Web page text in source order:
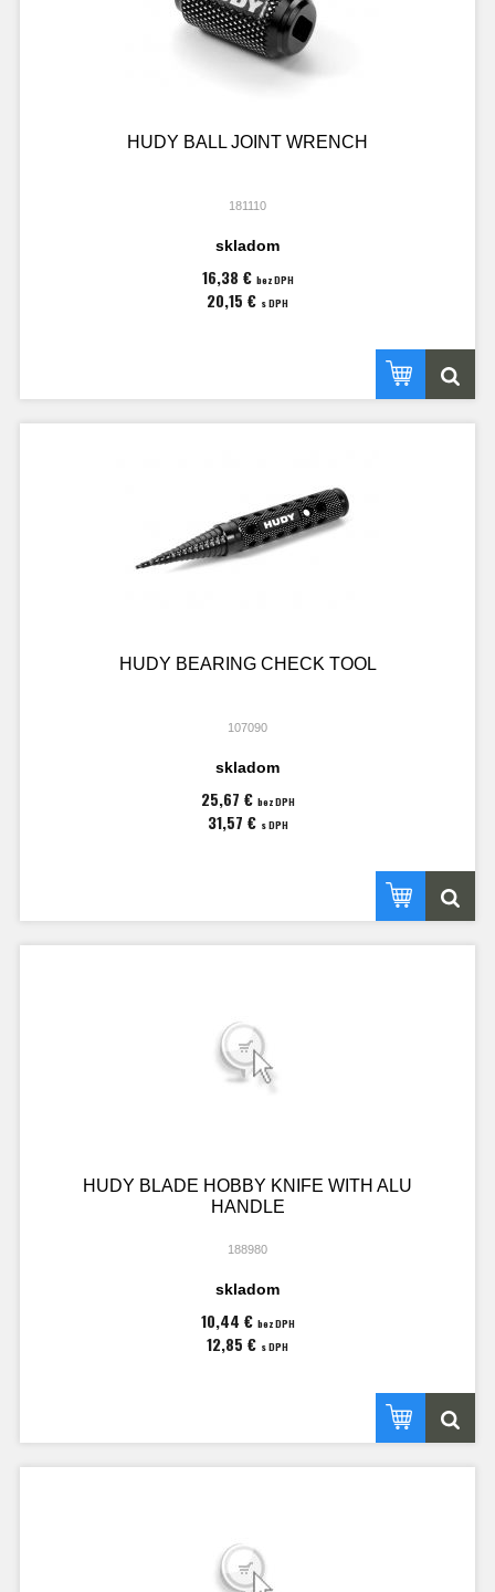
HUDY BALL JOINT WRENCH
181110
skladom
16,38 € bez DPH
20,15 € s DPH
HUDY BEARING CHECK TOOL
107090
skladom
25,67 € bez DPH
31,57 € s DPH
HUDY BLADE HOBBY KNIFE WITH ALU
HANDLE
188980
skladom
10,44 € bez DPH
12,85 € s DPH